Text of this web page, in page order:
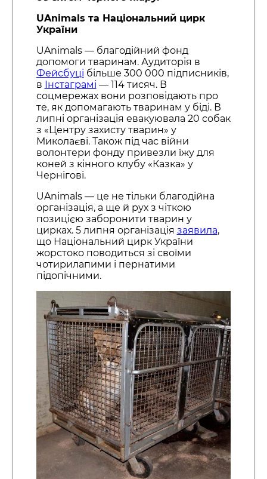
UAnimals та Національний цирк
України
UAnimals — благодійний фонд
допомоги тваринам. Аудиторія в
Фейсбуці більше 300 000 підписників,
в Інстаграмі — 114 тисяч. В
соцмережах вони розповідають про
те, як допомагають тваринам у біді. В
липні організація евакуювала 20 собак
з «Центру захисту тварин» у
Миколаєві. Також під час війни
волонтери фонду привезли їжу для
коней з кінного клубу «Казка» у
Чернігові.
UAnimals — це не тільки благодійна
організація, а ще й рух з чіткою
позицією заборонити тварин у
цирках. 5 липня організація заявила,
що Національний цирк України
жорстоко поводиться зі своїми
чотирилапими і пернатими
підопічними.